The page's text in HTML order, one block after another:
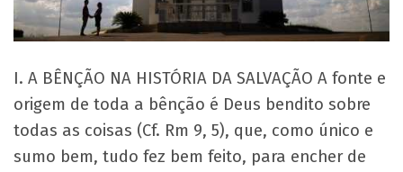
I. A BÊNÇÃO NA HISTÓRIA DA SALVAÇÃO A fonte e
origem de toda a bênção é Deus bendito sobre
todas as coisas (Cf. Rm 9, 5), que, como único e
sumo bem, tudo fez bem feito, para encher de